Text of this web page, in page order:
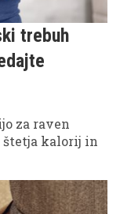
trebuh
za raven
štetja kalorij in